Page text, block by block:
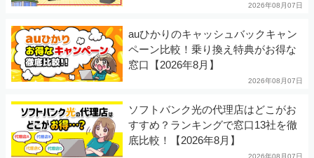
2026年08月07日
auひかりのキャッシュバックキャン
ペーン比較！乗り換え特典がお得な
窓口【2026年8月】
2026年08月07日
ソフトバンク光の代理店はどこがお
すすめ？ランキングで窓口13社を徹
底比較！【2026年8月】
2026年08月07日